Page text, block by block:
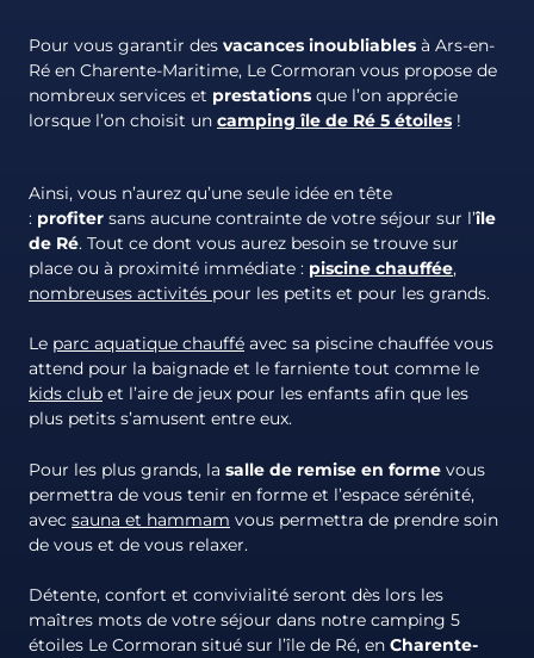
Pour vous garantir des vacances inoubliables à Ars-en-
Ré en Charente-Maritime, Le Cormoran vous propose de
nombreux services et prestations que l’on apprécie
lorsque l’on choisit un camping île de Ré 5 étoiles !
Ainsi, vous n’aurez qu’une seule idée en tête
: profiter sans aucune contrainte de votre séjour sur l’île
de Ré. Tout ce dont vous aurez besoin se trouve sur
place ou à proximité immédiate : piscine chauffée,
nombreuses activités pour les petits et pour les grands.
Le parc aquatique chauffé avec sa piscine chauffée vous
attend pour la baignade et le farniente tout comme le
kids club et l’aire de jeux pour les enfants afin que les
plus petits s’amusent entre eux.
Pour les plus grands, la salle de remise en forme vous
permettra de vous tenir en forme et l’espace sérénité,
avec sauna et hammam vous permettra de prendre soin
de vous et de vous relaxer.
Détente, confort et convivialité seront dès lors les
maîtres mots de votre séjour dans notre camping 5
étoiles Le Cormoran situé sur l’île de Ré, en Charente-